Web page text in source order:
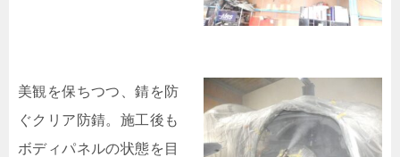
美観を保ちつつ、錆を防
ぐクリア防錆。施工後も
ボディパネルの状態を目